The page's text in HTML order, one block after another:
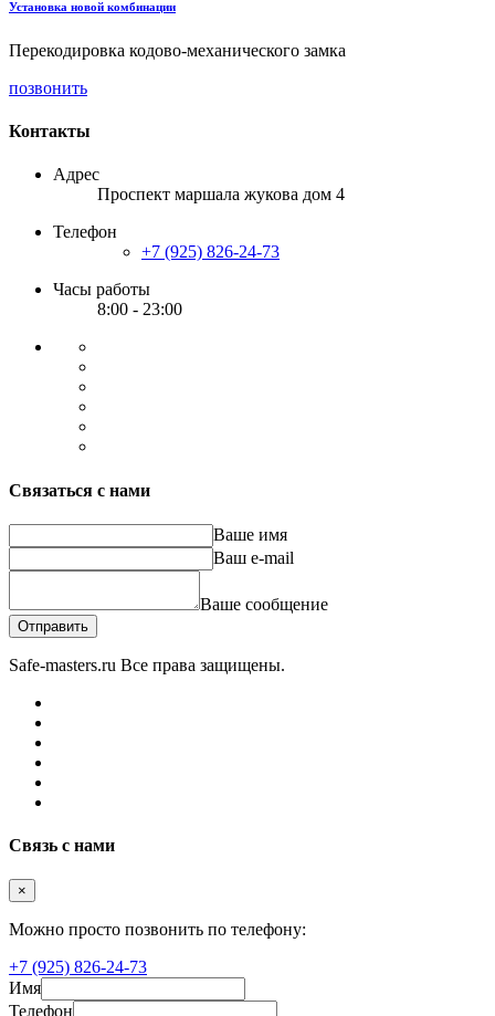
Установка новой комбинации
Перекодировка кодово-механического замка
позвонить
Контакты
Адрес
Проспект маршала жукова дом 4
Телефон
+7 (925) 826-24-73
Часы работы
8:00 - 23:00
Связаться с нами
Ваше имя
Ваш e-mail
Ваше сообщение
Отправить
Safe-masters.ru Все права защищены.
Связь с нами
×
Можно просто позвонить по телефону:
+7 (925) 826-24-73
Имя
Телефон